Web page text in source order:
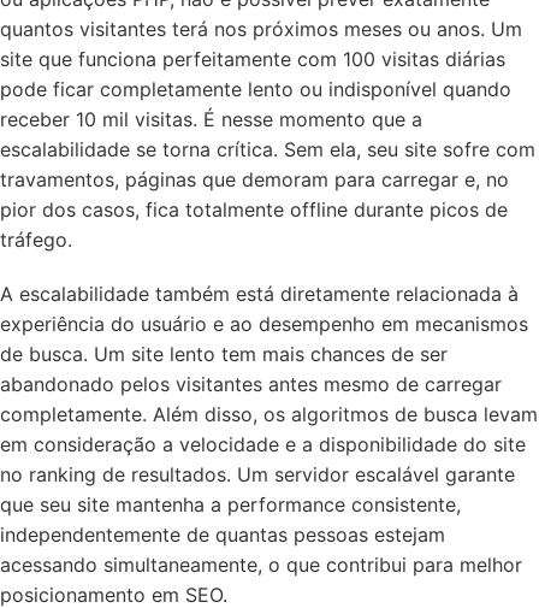
quantos visitantes terá nos próximos meses ou anos. Um
site que funciona perfeitamente com 100 visitas diárias
pode ficar completamente lento ou indisponível quando
receber 10 mil visitas. É nesse momento que a
escalabilidade se torna crítica. Sem ela, seu site sofre com
travamentos, páginas que demoram para carregar e, no
pior dos casos, fica totalmente offline durante picos de
tráfego.
A escalabilidade também está diretamente relacionada à
experiência do usuário e ao desempenho em mecanismos
de busca. Um site lento tem mais chances de ser
abandonado pelos visitantes antes mesmo de carregar
completamente. Além disso, os algoritmos de busca levam
em consideração a velocidade e a disponibilidade do site
no ranking de resultados. Um servidor escalável garante
que seu site mantenha a performance consistente,
independentemente de quantas pessoas estejam
acessando simultaneamente, o que contribui para melhor
posicionamento em SEO.